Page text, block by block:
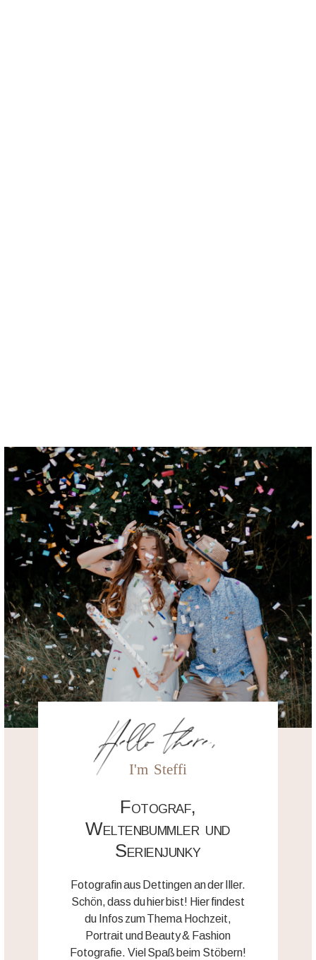
Hello there,
I'm Steffi
Fotograf,
Weltenbummler und
Serienjunky
Fotografin aus Dettingen an der Iller.
Schön, dass du hier bist! Hier findest
du Infos zum Thema Hochzeit,
Portrait und Beauty & Fashion
Fotografie. Viel Spaß beim Stöbern!